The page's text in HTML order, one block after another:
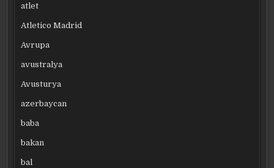
atlet
Atletico Madrid
Avrupa
avustralya
Avusturya
azerbaycan
baba
bakan
bal